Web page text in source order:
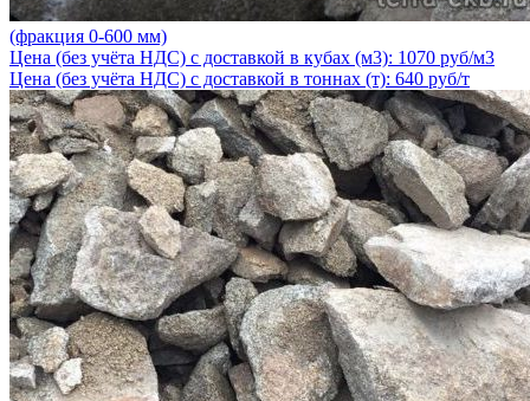
(фракция 0-600 мм)
Цена (без учёта НДС) с доставкой в кубах (м3): 1070 руб/м3
Цена (без учёта НДС) с доставкой в тоннах (т): 640 руб/т